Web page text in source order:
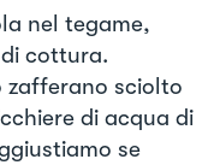
nel tegame,
cottura.
zafferano sciolto
di acqua di
se